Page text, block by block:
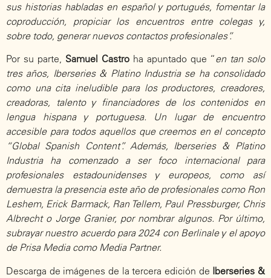
sus historias habladas en español y portugués, fomentar la
coproducción, propiciar los encuentros entre colegas y,
sobre todo, generar nuevos contactos profesionales”.
Por su parte, Samuel Castro ha apuntado que “en tan solo
tres años, Iberseries & Platino Industria se ha consolidado
como una cita ineludible para los productores, creadores,
creadoras, talento y financiadores de los contenidos en
lengua hispana y portuguesa. Un lugar de encuentro
accesible para todos aquellos que creemos en el concepto
“Global Spanish Content”. Además, Iberseries & Platino
Industria ha comenzado a ser foco internacional para
profesionales estadounidenses y europeos, como así
demuestra la presencia este año de profesionales como Ron
Leshem, Erick Barmack, Ran Tellem, Paul Pressburger, Chris
Albrecht o Jorge Granier, por nombrar algunos. Por último,
subrayar nuestro acuerdo para 2024 con Berlinale y el apoyo
de Prisa Media como Media Partner.
Descarga de imágenes de la tercera edición de Iberseries &